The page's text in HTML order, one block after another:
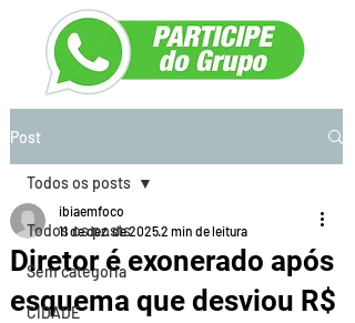
Post
Todos os posts
Sem categoria
CIDADE
Todos os posts
Diretor é exonerado após
esquema que desviou R$
ibiaemfoco
11 de dez. de 20252 min de leitura